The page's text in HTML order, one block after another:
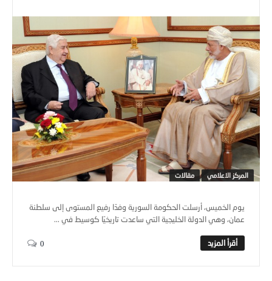
المركز الاعلامي مقالات
يوم الخميس، أرسلت الحكومة السورية وفدًا رفيع المستوى إلى سلطنة
عمان، وهي الدولة الخليجية التي ساعدت تاريخيًا كوسيط في ...
0